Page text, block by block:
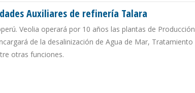
Auxiliares de refinería Talara
Veolia operará por 10 años las plantas de Producción
de la desalinización de Agua de Mar, Tratamiento
otras funciones.